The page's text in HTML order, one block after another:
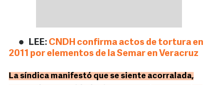
LEE: CNDH confirma actos de tortura en
2011 por elementos de la Semar en Veracruz
La síndica manifestó que se siente acorralada,